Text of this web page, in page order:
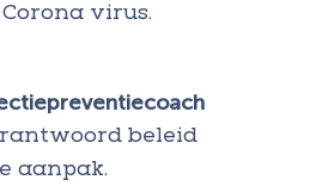
virus.
beleid
aanpak.